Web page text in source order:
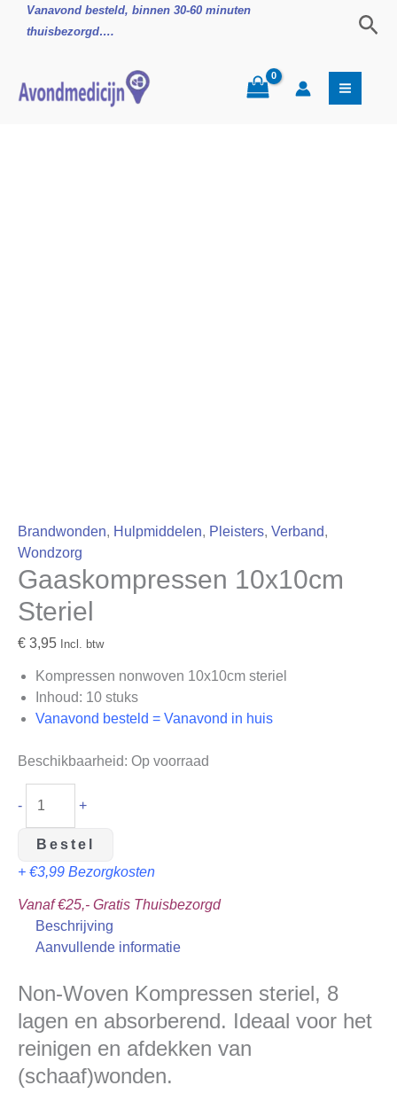
naar
Vanavond besteld, binnen 30-60 minuten
thuisbezorgd….
Brandwonden, Hulpmiddelen, Pleisters, Verband,
Wondzorg
Gaaskompressen 10x10cm
Steriel
€ 3,95 Incl. btw
Kompressen nonwoven 10x10cm steriel
Inhoud: 10 stuks
Vanavond besteld = Vanavond in huis
Beschikbaarheid: Op voorraad
-
Gaaskompressen
10x10cm
+
Bestel
+ €3,99 Bezorgkosten
Vanaf €25,- Gratis Thuisbezorgd
Beschrijving
Aanvullende informatie
Non-Woven Kompressen steriel, 8
lagen en absorberend. Ideaal voor het
reinigen en afdekken van
(schaaf)wonden.